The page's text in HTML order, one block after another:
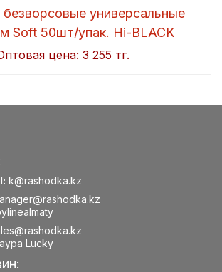
универсальные
Soft 50шт/упак. Hi-BLACK
цена: 3 255 тг.
k@rashodka.kz
Lucky